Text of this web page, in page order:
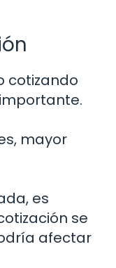
cotizando
mayor
es
se
afectar